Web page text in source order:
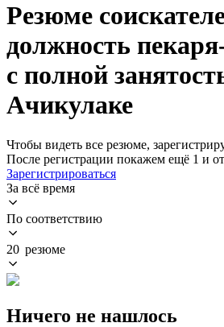
Резюме
должность
с полной
Ачикулаке
Чтобы видеть все резюме,
После регистрации покажем ещё 1 и
Зарегистрироваться
За всё время
По соответствию
20 резюме
Ничего не нашлось